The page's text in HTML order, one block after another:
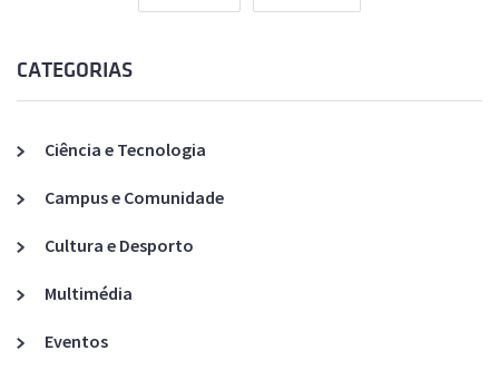
CATEGORIAS
Ciência e Tecnologia
Campus e Comunidade
Cultura e Desporto
Multimédia
Eventos